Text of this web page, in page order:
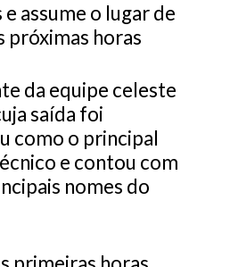
assume o lugar de
próximas horas
da equipe celeste
saída foi
como o principal
e contou com
nomes do